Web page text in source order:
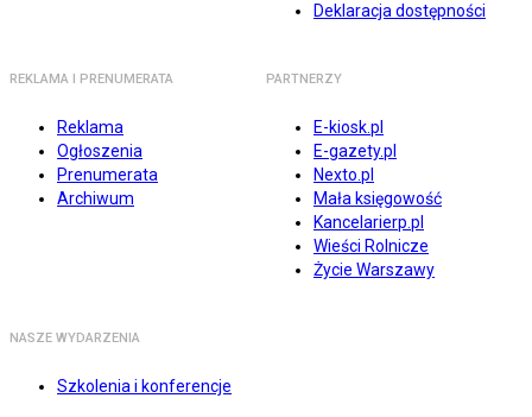
Deklaracja dostępności
REKLAMA I PRENUMERATA
Reklama
Ogłoszenia
Prenumerata
Archiwum
PARTNERZY
E-kiosk.pl
E-gazety.pl
Nexto.pl
Mała księgowość
Kancelarierp.pl
Wieści Rolnicze
Życie Warszawy
NASZE WYDARZENIA
Szkolenia i konferencje